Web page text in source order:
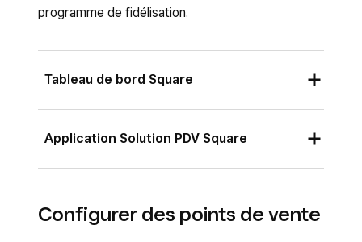
programme de fidélisation.
Tableau de bord Square
Connectez-vous au Tableau de bord Square
Sélectionnez un client.
Application Solution PDV Square
l’écran, appuyez surPlus>Clientset
Configurer des points de vente